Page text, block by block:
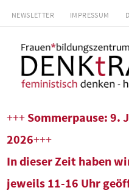
Zum
springen
NEWSLETTER IMPRESSUM
+++ Sommerpause: 9.
2026+++
In dieser Zeit haben
jeweils 11-16 Uhr